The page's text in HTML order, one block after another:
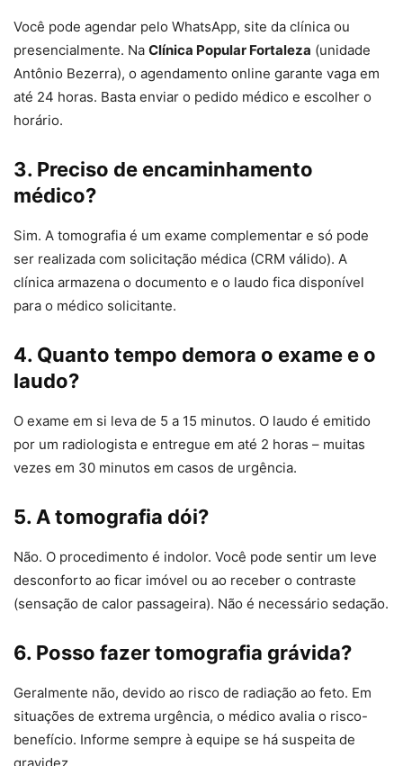
Você pode agendar pelo WhatsApp, site da clínica ou
presencialmente. Na Clínica Popular Fortaleza (unidade
Antônio Bezerra), o agendamento online garante vaga em
até 24 horas. Basta enviar o pedido médico e escolher o
horário.
3. Preciso de encaminhamento
médico?
Sim. A tomografia é um exame complementar e só pode
ser realizada com solicitação médica (CRM válido). A
clínica armazena o documento e o laudo fica disponível
para o médico solicitante.
4. Quanto tempo demora o exame e o
laudo?
O exame em si leva de 5 a 15 minutos. O laudo é emitido
por um radiologista e entregue em até 2 horas – muitas
vezes em 30 minutos em casos de urgência.
5. A tomografia dói?
Não. O procedimento é indolor. Você pode sentir um leve
desconforto ao ficar imóvel ou ao receber o contraste
(sensação de calor passageira). Não é necessário sedação.
6. Posso fazer tomografia grávida?
Geralmente não, devido ao risco de radiação ao feto. Em
situações de extrema urgência, o médico avalia o risco-
benefício. Informe sempre à equipe se há suspeita de